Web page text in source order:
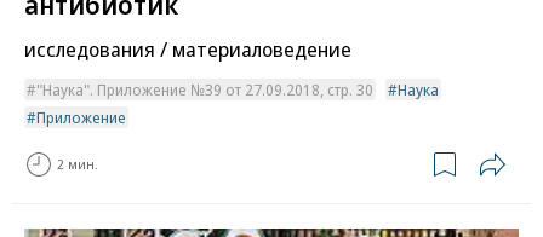
исследования / материаловедение
"Наука". Приложение №39 от 27.09.2018, стр. 30
Наука
Приложение
2 мин.